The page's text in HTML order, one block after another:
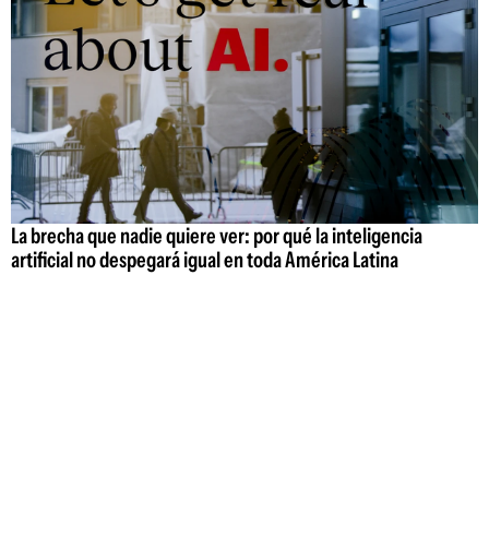
La brecha que nadie quiere ver: por qué la inteligencia
artificial no despegará igual en toda América Latina